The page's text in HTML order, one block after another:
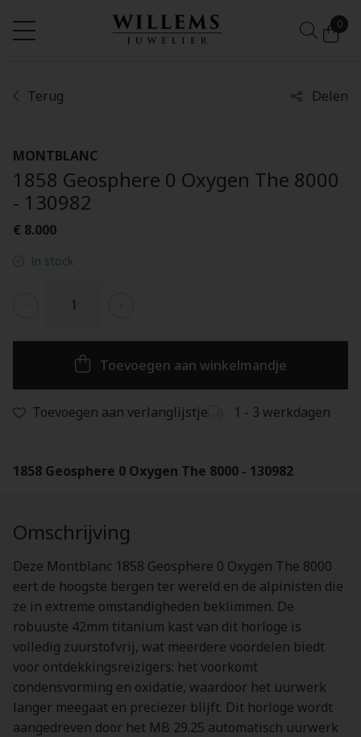
0
Terug Delen
MONTBLANC
1858 Geosphere 0 Oxygen The 8000
- 130982
€ 8.000
In stock
Toevoegen aan winkelmandje
Toevoegen aan verlanglijstje 1 - 3 werkdagen
1858 Geosphere 0 Oxygen The 8000 - 130982
Omschrijving
Deze Montblanc 1858 Geosphere 0 Oxygen The 8000
eert de hoogste bergen ter wereld en de alpinisten die
ze in extreme omstandigheden beklimmen. De
robuuste 42mm titanium kast van dit horloge is
volledig zuurstofvrij, wat meerdere voordelen biedt
voor ontdekkingsreizigers: het voorkomt
condensvorming en oxidatie, waardoor het uurwerk
langer meegaat en preciezer blijft. Dit horloge wordt
aangedreven door het MB 29.25 automatisch uurwerk